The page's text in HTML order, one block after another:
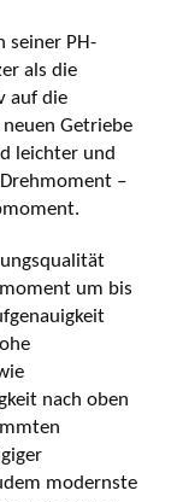
seiner PH-
als die
auf die
Getriebe
leichter und
–
um bis
nach oben
modernste